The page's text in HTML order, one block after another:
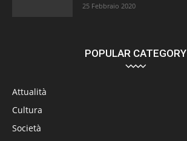
25 Febbraio 2020
POPULAR CATEGORY
Attualità
Cultura
Società